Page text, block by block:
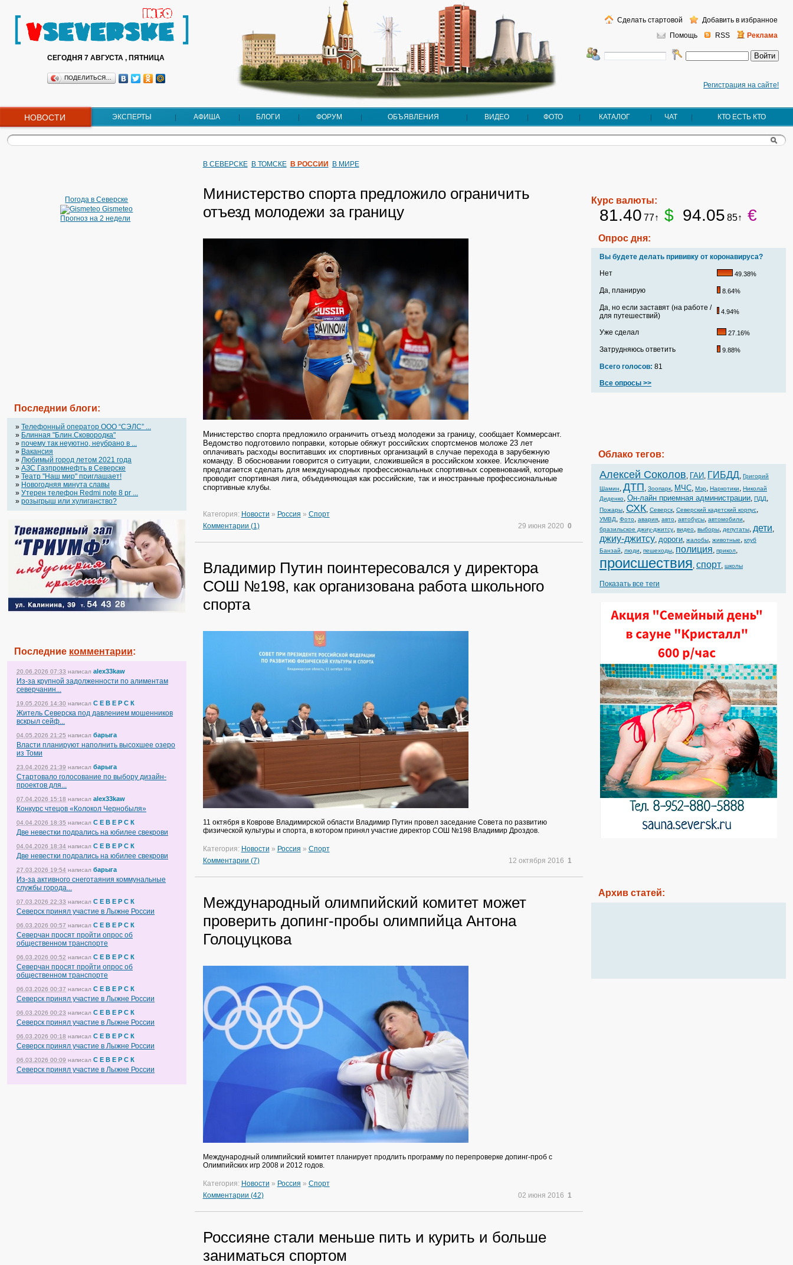
СЕГОДНЯ 7 АВГУСТА , ПЯТНИЦА
ПОДЕЛИТЬСЯ…
Регистрация на сайте!
Помощь RSS Реклама
Сделать стартовой Добавить в избранное
НОВОСТИ ЭКСПЕРТЫ АФИША БЛОГИ ФОРУМ ОБЪЯВЛЕНИЯ ВИДЕО ФОТО КАТАЛОГ ЧАТ КТО ЕСТЬ КТО
Погода в Северске
Gismeteo
Прогноз на 2 недели
Последнии блоги:
» Телефонный оператор OOO “СЭЛС” ...
» Блинная "Блин.Сковородка"
» почему так неуютно, неубрано в ...
» Вакансия
» Любимый город летом 2021 года
» АЗС Газпромнефть в Северске
» Театр "Наш мир" приглашает!
» Новогодняя минута славы
» Утерен телефон Redmi note 8 pr ...
» розыгрыш или хулиганство?
Последние комментарии:
20.06.2026 07:33 написал alex33kaw
Из-за крупной задолженности по алиментам
северчанин...
19.05.2026 14:30 написал С Е В Е Р С К
Житель Северска под давлением мошенников
вскрыл сейф...
04.05.2026 21:25 написал барыга
Власти планируют наполнить высохшее озеро
из Томи
23.04.2026 21:39 написал барыга
Стартовало голосование по выбору дизайн-
проектов для...
07.04.2026 15:18 написал alex33kaw
Конкурс чтецов «Колокол Чернобыля»
04.04.2026 18:35 написал С Е В Е Р С К
Две невестки подрались на юбилее свекрови
04.04.2026 18:34 написал С Е В Е Р С К
Две невестки подрались на юбилее свекрови
27.03.2026 19:54 написал барыга
Из-за активного снеготаяния коммунальные
службы города...
07.03.2026 22:33 написал С Е В Е Р С К
Северск принял участие в Лыжне России
06.03.2026 00:57 написал С Е В Е Р С К
Северчан просят пройти опрос об
общественном транспорте
06.03.2026 00:52 написал С Е В Е Р С К
Северчан просят пройти опрос об
общественном транспорте
06.03.2026 00:37 написал С Е В Е Р С К
Северск принял участие в Лыжне России
06.03.2026 00:23 написал С Е В Е Р С К
Северск принял участие в Лыжне России
06.03.2026 00:18 написал С Е В Е Р С К
Северск принял участие в Лыжне России
06.03.2026 00:09 написал С Е В Е Р С К
Северск принял участие в Лыжне России
В СЕВЕРСКЕ В ТОМСКЕ В РОССИИ В МИРЕ
Министерство спорта предложило ограничить
отъезд молодежи за границу
Министерство спорта предложило ограничить отъезд молодежи за границу, сообщает Коммерсант.
Ведомство подготовило поправки, которые обяжут российских спортсменов моложе 23 лет
оплачивать расходы воспитавших их спортивных организаций в случае перехода в зарубежную
команду. В обосновании говорится о ситуации, сложившейся в российском хоккее. Исключение
предлагается сделать для международных профессиональных спортивных соревнований, которые
проводит спортивная лига, объединяющая как российские, так и иностранные профессиональные
спортивные клубы.
Категория: Новости » Россия » Спорт
Комментарии (1)
29 июня 2020 0
Владимир Путин поинтересовался у директора
СОШ №198, как организована работа школьного
спорта
11 октября в Коврове Владимирской области Владимир Путин провел заседание Совета по развитию
физической культуры и спорта, в котором принял участие директор СОШ №198 Владимир Дроздов.
Категория: Новости » Россия » Спорт
Комментарии (7)
12 октября 2016 1
Международный олимпийский комитет может
проверить допинг-пробы олимпийца Антона
Голоцуцкова
Международный олимпийский комитет планирует продлить программу по перепроверке допинг-проб с
Олимпийских игр 2008 и 2012 годов.
Категория: Новости » Россия » Спорт
Комментарии (42)
02 июня 2016 1
Россияне стали меньше пить и курить и больше
заниматься спортом
Курс валюты:
81.40 77↑ $ 94.05 85↑ €
Опрос дня:
Вы будете делать прививку от коронавируса?
Нет
49.38%
Да, планирую 8.64%
Да, но если заставят (на работе /
для путешествий)
4.94%
Уже сделал 27.16%
Затрудняюсь ответить 9.88%
Всего голосов: 81
Все опросы >>
Облако тегов:
Алексей Соколов, ГАИ, ГИБДД, Григорий
Шамин, ДТП, Зоопарк, МЧС, Мэр, Наркотики, Николай
Диденко, Он-лайн приемная администрации, ПДД,
Пожары, СХК, Северск, Северский кадетский корпус,
УМВД, Фото, авария, авто, автобусы, автомобили,
бразильское джиу-джитсу, видео, выборы, депутаты, дети,
джиу-джитсу, дороги, жалобы, животные, клуб
Банзай, люди, пешеходы, полиция, прикол,
происшествия, спорт, школы
Показать все теги
Архив статей: